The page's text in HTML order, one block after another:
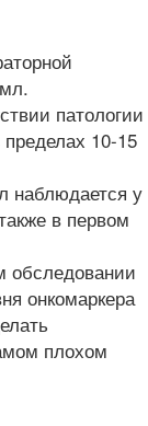
патологии
10-15
наблюдается у
в первом
обследовании
онкомаркера
плохом